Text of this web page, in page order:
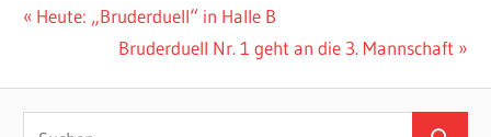
Beitragsnavigation
Vorheriger
Heute: „Bruderduell“ in Halle B
Nächster
Bruderduell Nr. 1 geht an die 3. Mannschaft